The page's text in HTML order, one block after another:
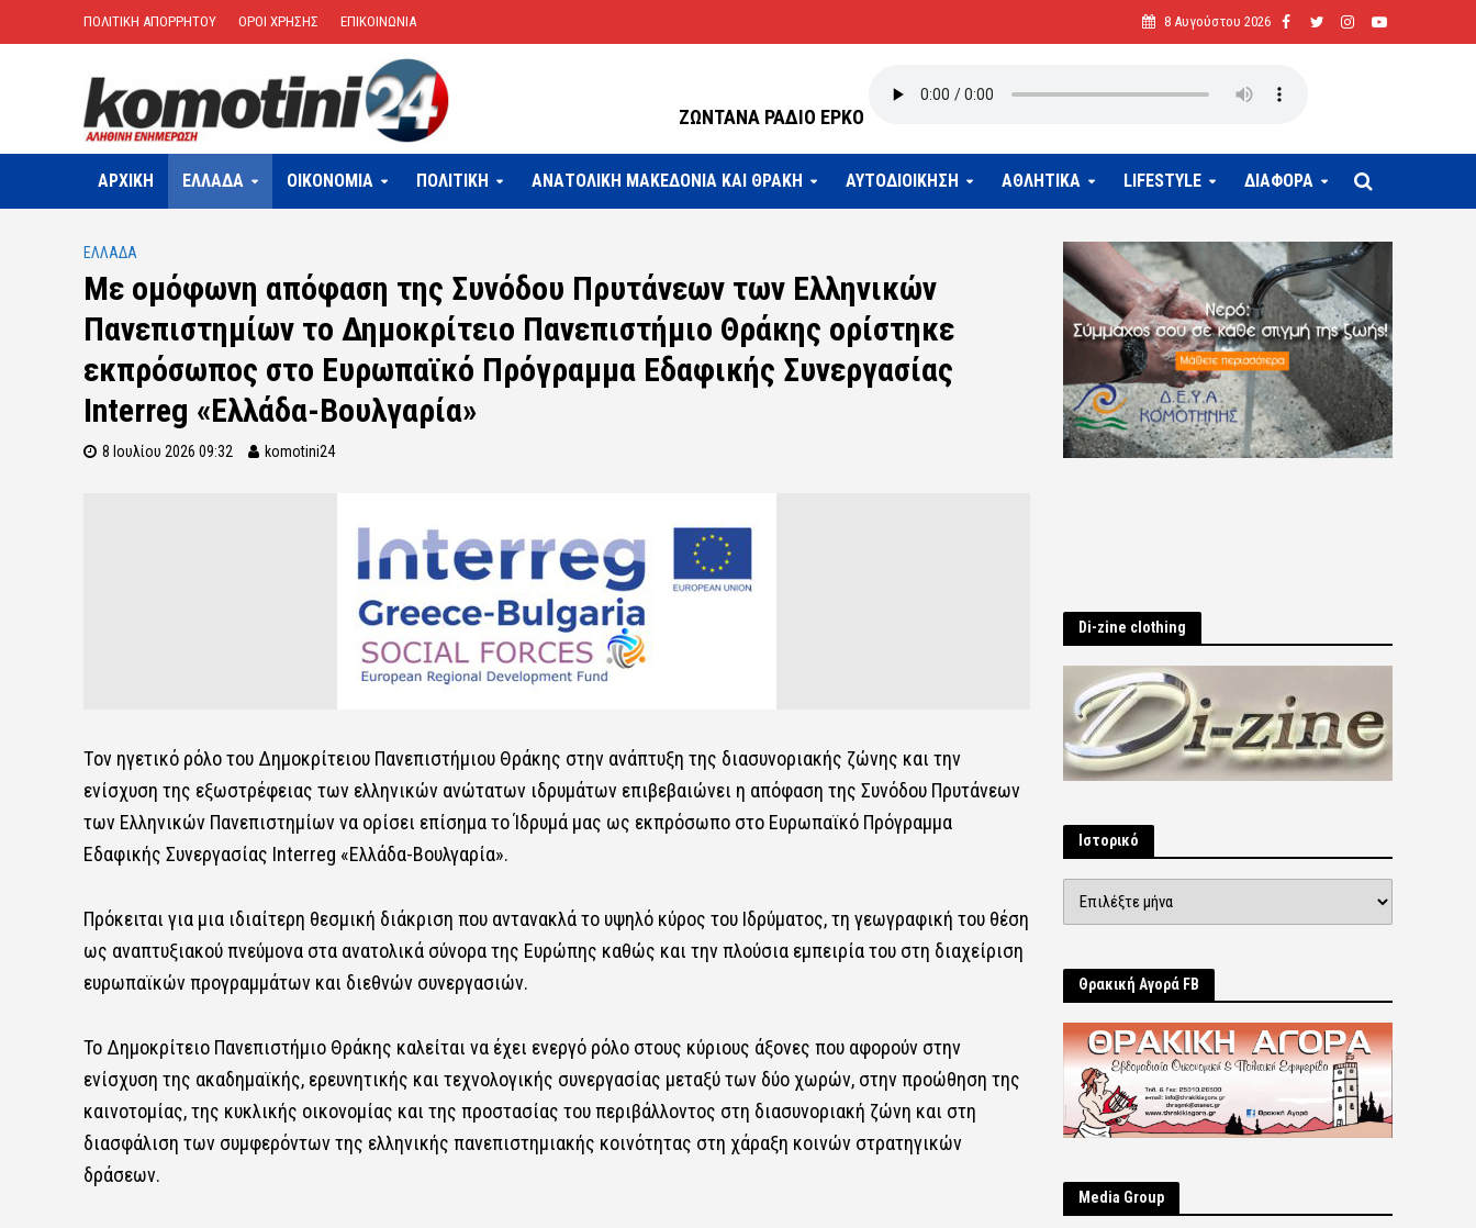
ΠΟΛΙΤΙΚΗ ΑΠΟΡΡΗΤΟΥ ΟΡΟΙ ΧΡΗΣΗΣ ΕΠΙΚΟΙΝΩΝΙΑ 8 Αυγούστου 2026
ΖΩΝΤΑΝΑ ΡΑΔΙΟ ΕΡΚΟ
ΑΡΧΙΚΗ ΕΛΛΑΔΑ OIKONOMIA ΠΟΛΙΤΙΚΗ ΑΝΑΤΟΛΙΚΗ ΜΑΚΕΔΟΝΙΑ ΚΑΙ ΘΡΑΚΗ ΑΥΤΟΔΙΟΙΚΗΣΗ ΑΘΛΗΤΙΚΑ LIFESTYLE ΔΙΑΦΟΡΑ
ΕΛΛΑΔΑ
Με ομόφωνη απόφαση της Συνόδου Πρυτάνεων των Ελληνικών
Πανεπιστημίων το Δημοκρίτειο Πανεπιστήμιο Θράκης ορίστηκε
εκπρόσωπος στο Ευρωπαϊκό Πρόγραμμα Εδαφικής Συνεργασίας
Interreg «Ελλάδα-Βουλγαρία»
8 Ιουλίου 2026 09:32 komotini24
Tον ηγετικό ρόλο του Δημοκρίτειου Πανεπιστήμιου Θράκης στην ανάπτυξη της διασυνοριακής ζώνης και την
ενίσχυση της εξωστρέφειας των ελληνικών ανώτατων ιδρυμάτων επιβεβαιώνει η απόφαση της Συνόδου Πρυτάνεων
των Ελληνικών Πανεπιστημίων να ορίσει επίσημα το Ίδρυμά μας ως εκπρόσωπο στο Ευρωπαϊκό Πρόγραμμα
Εδαφικής Συνεργασίας Interreg «Ελλάδα-Βουλγαρία».
Πρόκειται για μια ιδιαίτερη θεσμική διάκριση που αντανακλά το υψηλό κύρος του Ιδρύματος, τη γεωγραφική του θέση
ως αναπτυξιακού πνεύμονα στα ανατολικά σύνορα της Ευρώπης καθώς και την πλούσια εμπειρία του στη διαχείριση
ευρωπαϊκών προγραμμάτων και διεθνών συνεργασιών.
Το Δημοκρίτειο Πανεπιστήμιο Θράκης καλείται να έχει ενεργό ρόλο στους κύριους άξονες που αφορούν στην
ενίσχυση της ακαδημαϊκής, ερευνητικής και τεχνολογικής συνεργασίας μεταξύ των δύο χωρών, στην προώθηση της
καινοτομίας, της κυκλικής οικονομίας και της προστασίας του περιβάλλοντος στη διασυνοριακή ζώνη και στη
διασφάλιση των συμφερόντων της ελληνικής πανεπιστημιακής κοινότητας στη χάραξη κοινών στρατηγικών
δράσεων.
Di-zine clothing
Ιστορικό
Θρακική Αγορά FB
Μedia Group